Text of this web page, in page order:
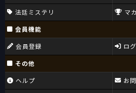
法廷ミステリ
マ
会員機能
会員登録
ロ
その他
ヘルプ
お